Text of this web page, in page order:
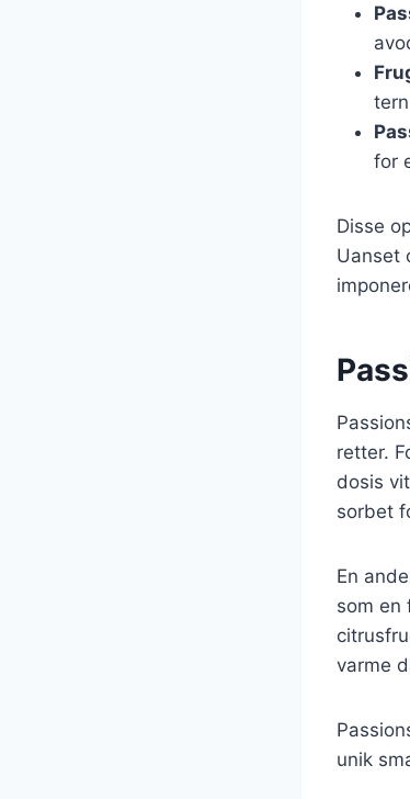
for
Disse
Uanset
retter.
dosis
sorbet
En
som en
varme
unik